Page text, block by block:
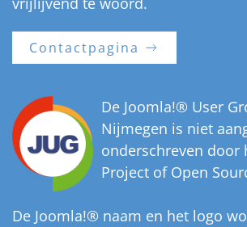
Contactpagina
De Joomla!® User
Nijmegen is niet
onderschreven door
Project of Open
De Joomla!® naam en het logo